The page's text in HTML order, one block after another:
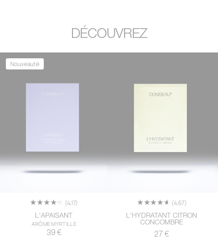
DÉCOUVREZ
Nouveauté
(4,17)
L'APAISANT
ARÔME MYRTILLE
Regular
39 €
(4,67)
L'HYDRATANT CITRON
CONCOMBRE
Regular
27 €